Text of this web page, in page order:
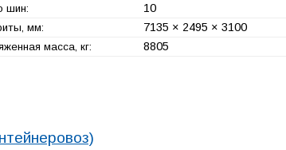
шин: 10
мм: 7135 × 2495 × 3100
масса, кг: 8805